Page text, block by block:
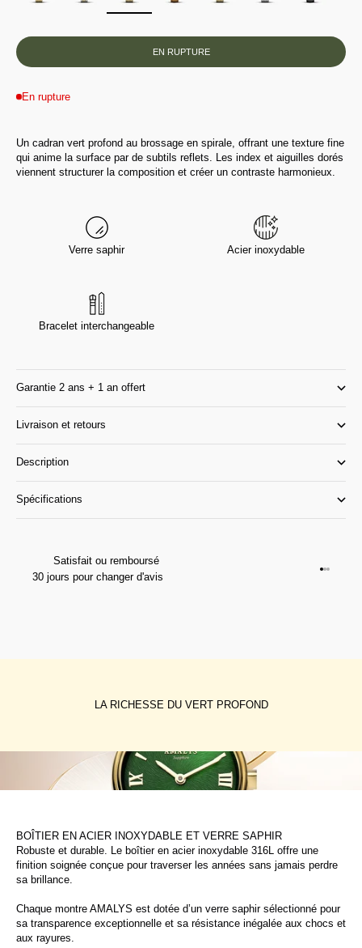
EN RUPTURE
En rupture
Un cadran vert profond au brossage en spirale, offrant une texture fine
qui anime la surface par de subtils reflets. Les index et aiguilles dorés
viennent structurer la composition et créer un contraste harmonieux.
Verre saphir Acier inoxydable
Bracelet interchangeable
Garantie 2 ans + 1 an offert
Livraison et retours
Description
Spécifications
Satisfait ou remboursé
30 jours pour changer d'avis
Aller à
Aller à
Aller à
LA RICHESSE DU VERT PROFOND
BOÎTIER EN ACIER INOXYDABLE ET VERRE SAPHIR
Robuste et durable. Le boîtier en acier inoxydable 316L offre une
finition soignée conçue pour traverser les années sans jamais perdre
sa brillance.
Chaque montre AMALYS est dotée d’un verre saphir sélectionné pour
sa transparence exceptionnelle et sa résistance inégalée aux chocs et
aux rayures.